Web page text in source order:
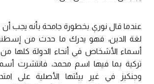
عندما قال نوري بخطورة جامحة بأنه يجب أن
لغة الدين، فهو يدرك ما حدث من
أسماء الأشخاص في أنحاء الدولة كلها
تركية بما فيها اسم محمد، فانتشرت
وجنكيز في غير بيئتها الأصلية على